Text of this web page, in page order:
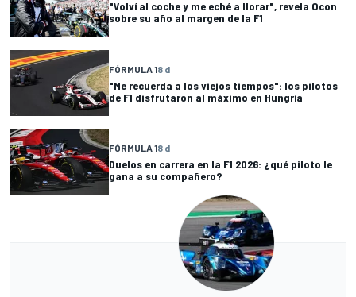
"Volví al coche y me eché a llorar", revela Ocon
sobre su año al margen de la F1
FÓRMULA 18 d
"Me recuerda a los viejos tiempos": los pilotos
de F1 disfrutaron al máximo en Hungría
FÓRMULA 18 d
Duelos en carrera en la F1 2026: ¿qué piloto le
gana a su compañero?